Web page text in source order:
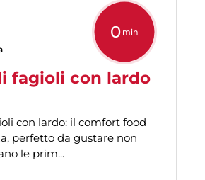
0 min
fagioli con lardo
con lardo: il comfort food
perfetto da gustare non
le prim...